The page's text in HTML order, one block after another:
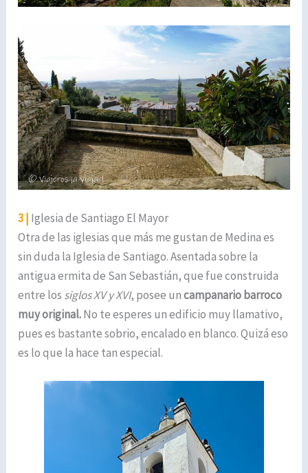
3 | Iglesia de Santiago El Mayor
Otra de las iglesias que más me gustan de Medina es
sin duda la Iglesia de Santiago. Asentada sobre la
antigua ermita de San Sebastián, que fue construida
entre los siglos XV y XVI, posee uncampanario barroco
muy original.No te esperes un edificio muy llamativo,
pues es bastante sobrio, encalado en blanco. Quizá eso
es lo que la hace tan especial.